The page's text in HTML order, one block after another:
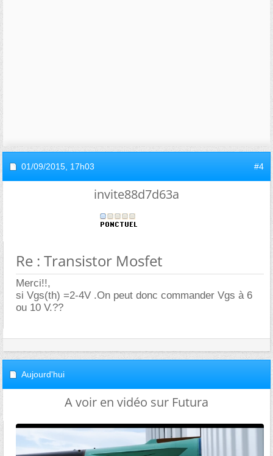
01/09/2015, 17h03 #4
invite88d7d63a
Re : Transistor Mosfet
Merci!!,
si Vgs(th) =2-4V .On peut donc commander Vgs à 6
ou 10 V.??
Aujourd'hui
A voir en vidéo sur Futura